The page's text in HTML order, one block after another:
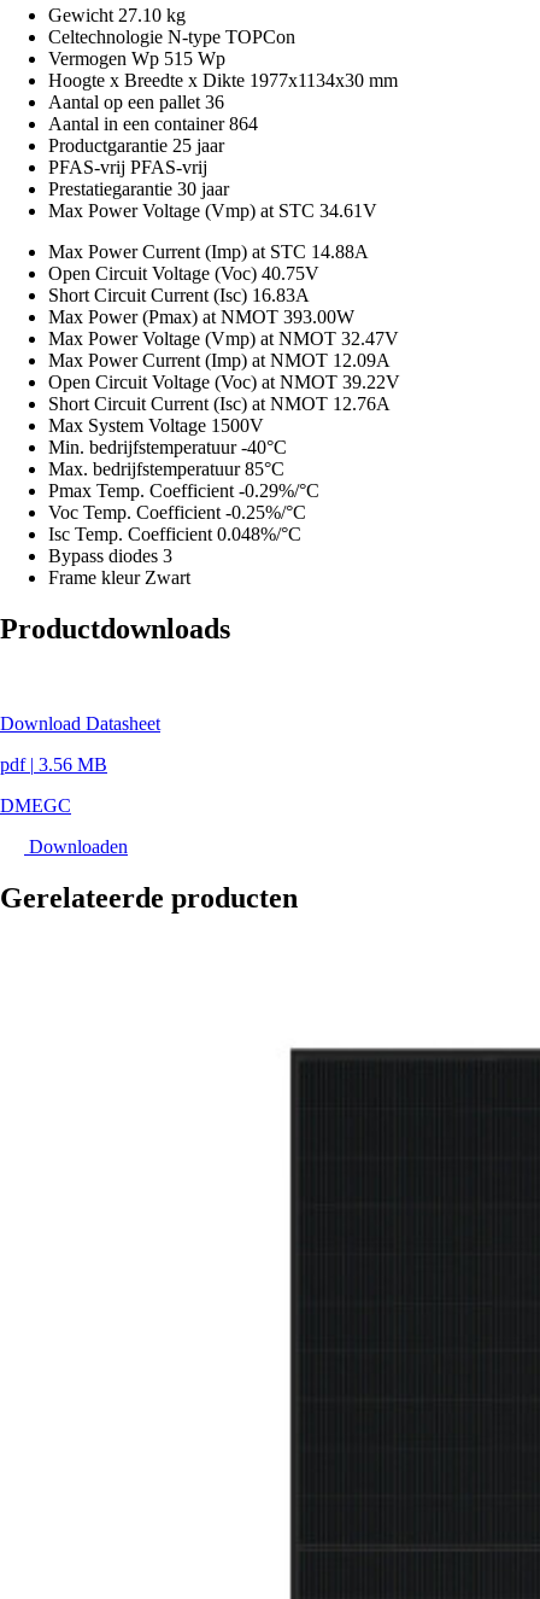
Gewicht 27.10 kg
Celtechnologie N-type TOPCon
Vermogen Wp 515 Wp
Hoogte x Breedte x Dikte 1977x1134x30 mm
Aantal op een pallet 36
Aantal in een container864
Productgarantie 25 jaar
PFAS-vrij PFAS-vrij
Prestatiegarantie 30 jaar
Max Power Voltage (Vmp) at STC 34.61V
Max Power Current (Imp) at STC 14.88A
Open Circuit Voltage (Voc) 40.75V
Short Circuit Current (Isc) 16.83A
Max Power (Pmax) at NMOT 393.00W
Max Power Voltage (Vmp) at NMOT 32.47V
Max Power Current (Imp) at NMOT 12.09A
Open Circuit Voltage (Voc) at NMOT 39.22V
Short Circuit Current (Isc) at NMOT 12.76A
Max System Voltage 1500V
Min. bedrijfstemperatuur-40°C
Max. bedrijfstemperatuur85°C
Pmax Temp. Coefficient -0.29%/°C
Voc Temp. Coefficient -0.25%/°C
Isc Temp. Coefficient 0.048%/°C
Bypass diodes 3
Frame kleur Zwart
Productdownloads
Download Datasheet
pdf | 3.56 MB
DMEGC
Downloaden
Gerelateerde producten